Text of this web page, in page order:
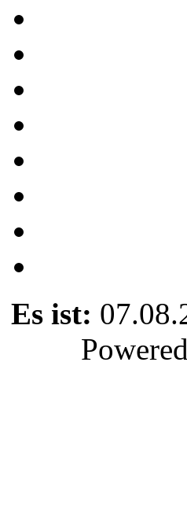
Es ist: